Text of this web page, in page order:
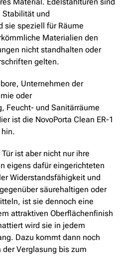
Stabilität und
sie speziell für Räume
Materialien den
nicht standhalten oder
gelten.
Unternehmen der
oder
Feucht- und Sanitärräume
ist die NovoPorta Clean ER-1
ist aber nicht nur ihre
eigens dafür eingerichteten
Widerstandsfähigkeit und
säurehaltigen oder
ist sie dennoch eine
attraktiven Oberflächenfinish
wird sie in jedem
Dazu kommt dann noch
Verglasung bis zum